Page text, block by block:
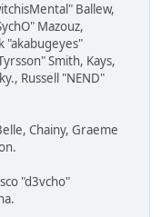
Ballew,
Mazouz,
"akabugeyes"
Smith, Kays,
Russell "NEND"
Chainy, Graeme
"d3vcho"